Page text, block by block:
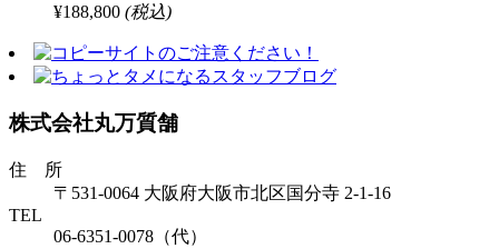
¥188,800 (税込)
株式会社丸万質舗
住 所
〒531-0064 大阪府大阪市北区国分寺 2-1-16
TEL
06-6351-0078（代）